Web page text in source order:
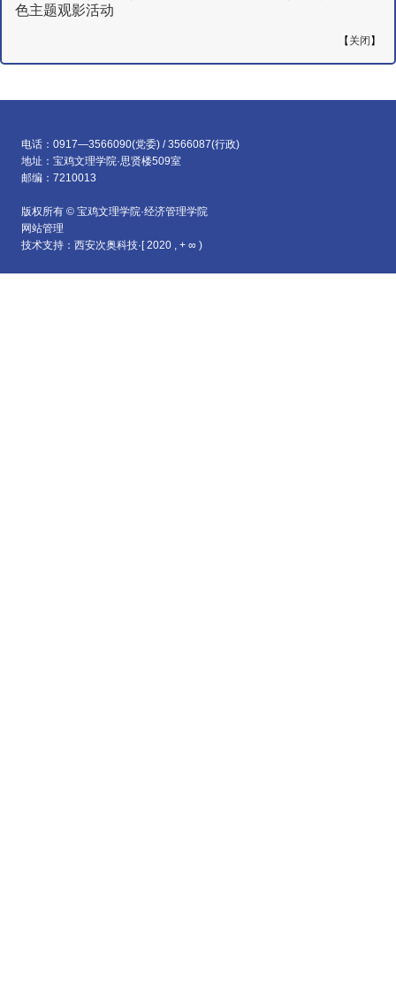
色主题观影活动
【关闭】
电话：0917—3566090(党委) / 3566087(行政)
地址：宝鸡文理学院·思贤楼509室
邮编：7210013
版权所有 © 宝鸡文理学院·经济管理学院
网站管理
技术支持：西安次奥科技·[ 2020 , + ∞ )